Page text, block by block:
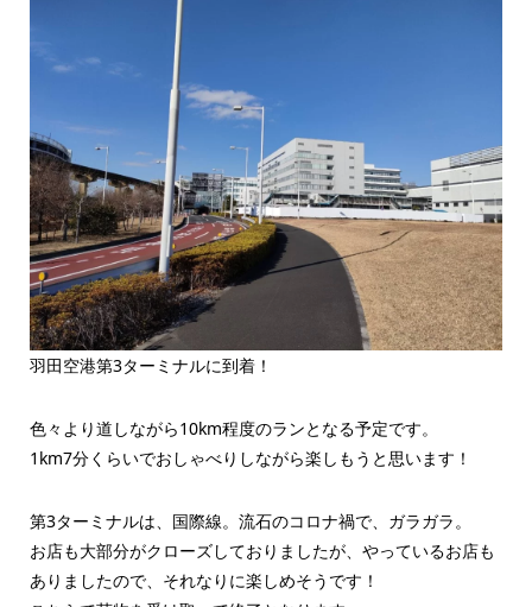
羽田空港第3ターミナルに到着！
色々より道しながら10km程度のランとなる予定です。
1km7分くらいでおしゃべりしながら楽しもうと思います！
第3ターミナルは、国際線。流石のコロナ禍で、ガラガラ。
お店も大部分がクローズしておりましたが、やっているお店も
ありましたので、それなりに楽しめそうです！